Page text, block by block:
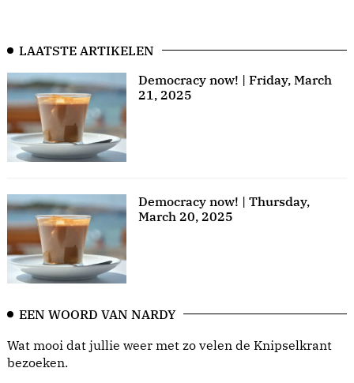
LAATSTE ARTIKELEN
Democracy now! | Friday, March
21, 2025
Democracy now! | Thursday,
March 20, 2025
EEN WOORD VAN NARDY
Wat mooi dat jullie weer met zo velen de Knipselkrant
bezoeken.